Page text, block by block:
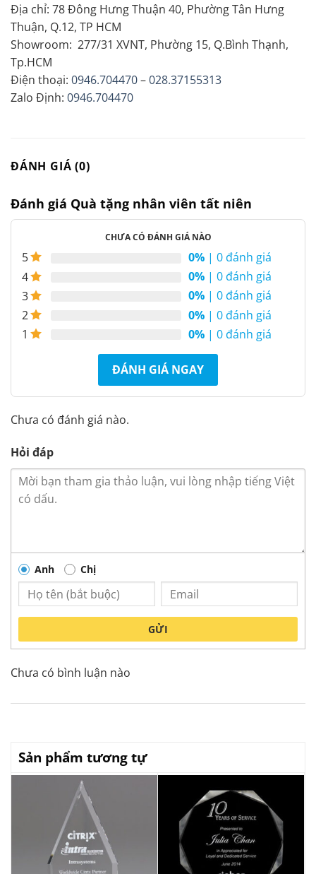
Địa chỉ: 78 Đông Hưng Thuận 40, Phường Tân Hưng
Thuận, Q.12, TP HCM
Showroom: 277/31 XVNT, Phường 15, Q.Bình Thạnh,
Tp.HCM
Điện thoại: 0946.704470–028.37155313
Zalo Định: 0946.704470
ĐÁNH GIÁ (0)
Đánh giá Quà tặng nhân viên tất niên
CHƯA CÓ ĐÁNH GIÁ NÀO
5 0% | 0 đánh giá
4
0% | 0 đánh giá
3
0% | 0 đánh giá
2
0% | 0 đánh giá
1
0% | 0 đánh giá
ĐÁNH GIÁ NGAY
Chưa có đánh giá nào.
Hỏi đáp
Anh Chị
GỬI
Chưa có bình luận nào
Sản phẩm tương tự